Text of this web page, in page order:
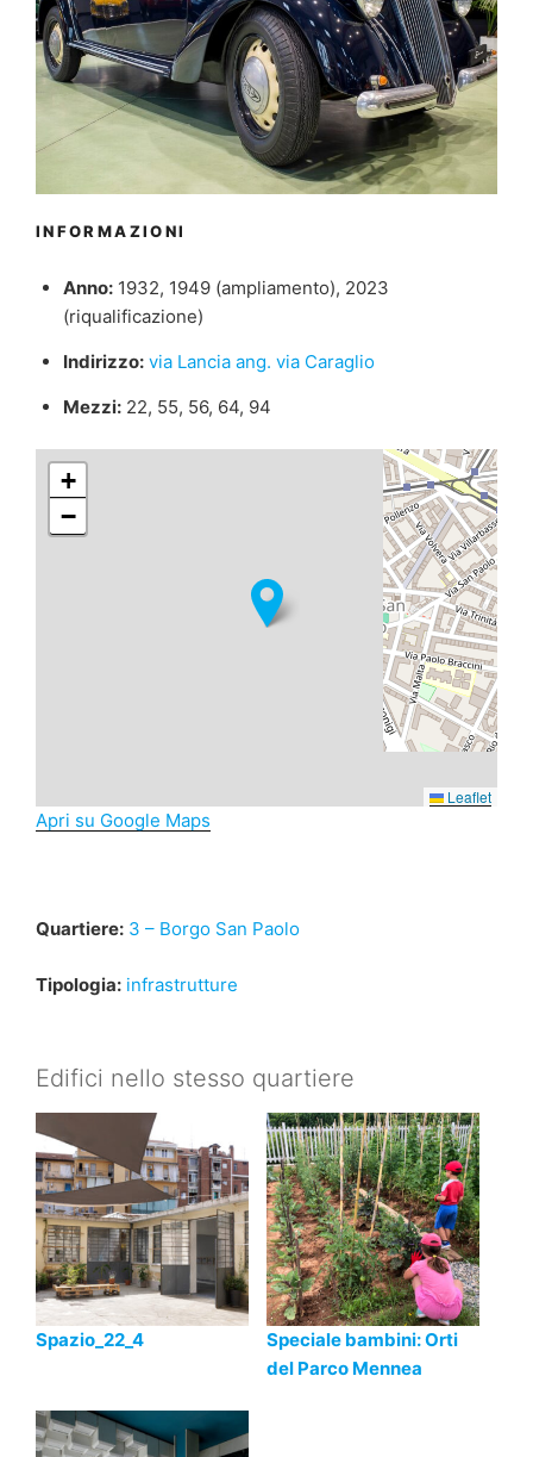
INFORMAZIONI
Anno:1932, 1949 (ampliamento), 2023
(riqualificazione)
Indirizzo: via Lancia ang. via Caraglio
Mezzi:22, 55, 56, 64, 94
+
−
Leaflet
Apri su Google Maps
Quartiere: 3 – Borgo San Paolo
Tipologia: infrastrutture
Edifici nello stesso quartiere
Spazio_22_4
Speciale bambini: Orti
del Parco Mennea